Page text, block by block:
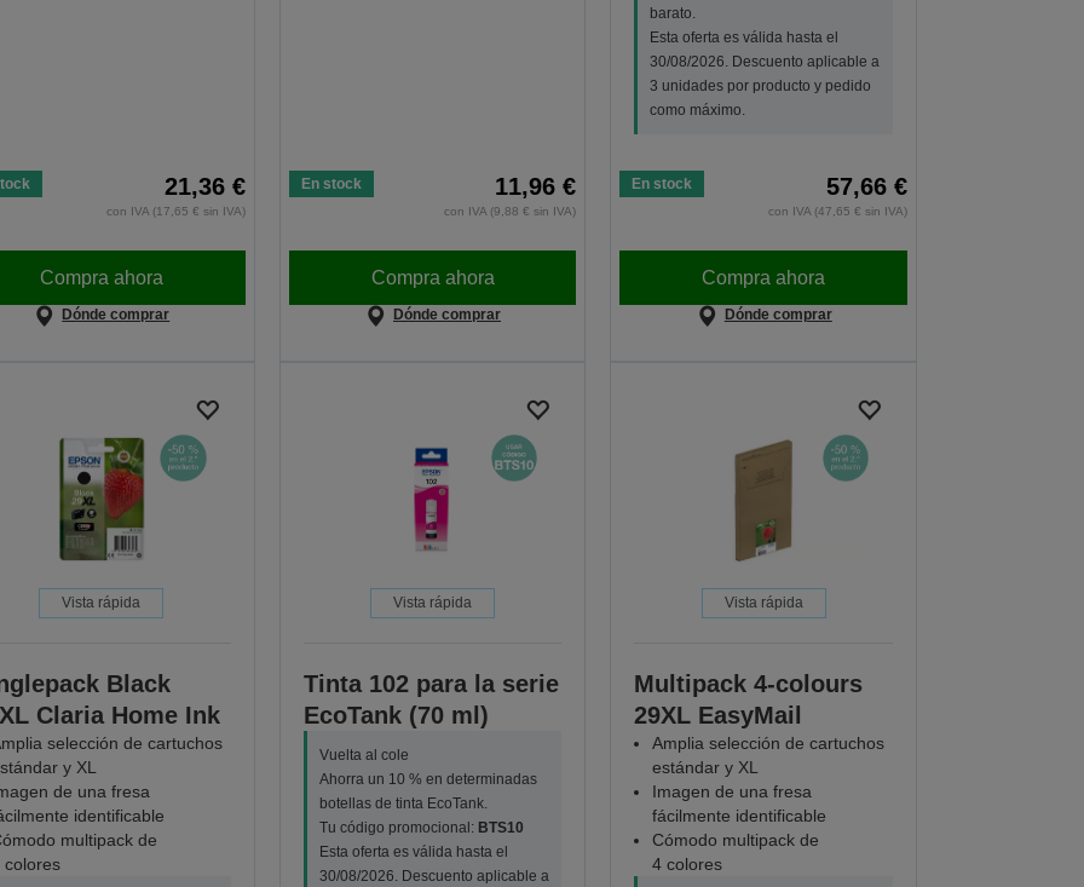
21,36 €
con IVA (17,65 € sin IVA)
Compra ahora
Dónde comprar
En stock 11,96 €
con IVA (9,88 € sin IVA)
Compra ahora
Dónde comprar
barato.
Esta oferta es válida hasta el
30/08/2026. Descuento aplicable a
3 unidades por producto y pedido
como máximo.
En stock 57,66 €
con IVA (47,65 € sin IVA)
Compra ahora
Dónde comprar
Vista rápida
Black
Claria Home Ink
selección de cartuchos
y XL
de una fresa
identificable
multipack de
colores
Vista rápida
Tinta 102 para la serie
EcoTank (70 ml)
Vuelta al cole
Ahorra un 10 % en determinadas
botellas de tinta EcoTank.
Tu código promocional: BTS10
Esta oferta es válida hasta el
30/08/2026. Descuento aplicable a
Vista rápida
Multipack 4-colours
29XL EasyMail
Amplia selección de cartuchos
estándar y XL
Imagen de una fresa
fácilmente identificable
Cómodo multipack de
4 colores